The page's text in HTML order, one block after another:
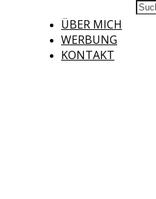
ÜBER MICH
WERBUNG
KONTAKT